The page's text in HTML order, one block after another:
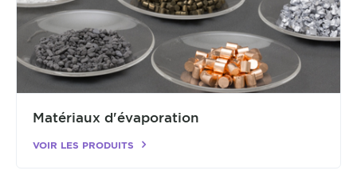
Matériaux d'évaporation
VOIR LES PRODUITS